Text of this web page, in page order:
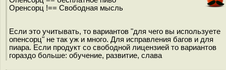
Оренсорц !== Свободная мысль
Если это учитывать, то вариантов "для чего вы используете
опенсорц" не так уж и много. Для исправления багов и для
пиара. Если продукт со свободной лицензией то вариантов
гораздо больше: обучение, развитие, слава